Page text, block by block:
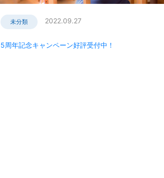
未分類 2022.09.27
5周年記念キャンペーン好評受付中！